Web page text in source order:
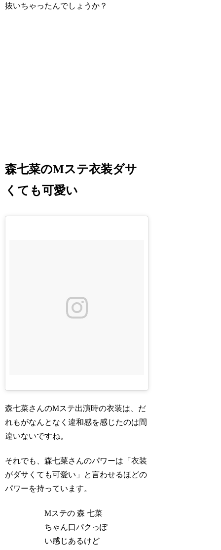
抜いちゃったんでしょうか？
森七菜のMステ衣装ダサ
くても可愛い
森七菜さんのMステ出演時の衣装は、だ
れもがなんとなく違和感を感じたのは間
違いないですね。
それでも、森七菜さんのパワーは「衣装
がダサくても可愛い」と言わせるほどの
パワーを持っています。
Mステの 森 七菜
ちゃん口パクっぽ
い感じあるけど